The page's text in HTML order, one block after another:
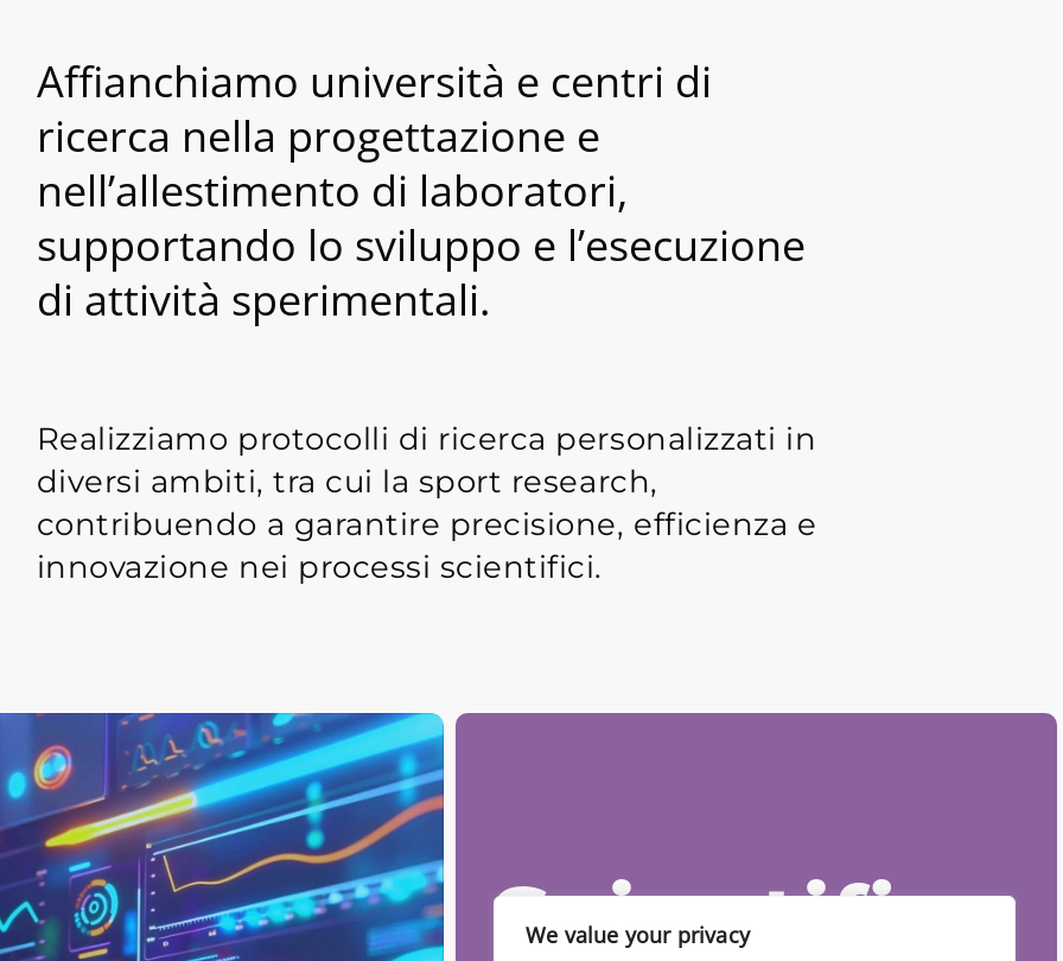
We value your privacy
Affianchiamo università e centri di
ricerca nella progettazione e
nell’allestimento di laboratori,
supportando lo sviluppo e l’esecuzione
di attività sperimentali.
Realizziamo protocolli di ricerca personalizzati in
diversi ambiti, tra cui la sport research,
contribuendo a garantire precisione, efficienza e
innovazione nei processi scientifici.
Scientific